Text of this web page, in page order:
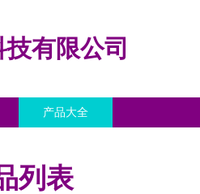
有限公司
产品大全
列表